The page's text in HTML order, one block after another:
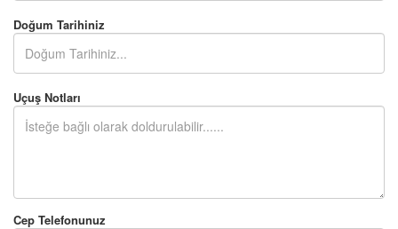
Doğum Tarihiniz
Uçuş Notları
Cep Telefonunuz